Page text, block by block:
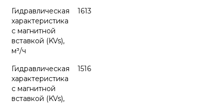
Гидравлическая
характеристика
с магнитной
вставкой (KVs),
м³/ч
1613
Гидравлическая
характеристика
с магнитной
вставкой (KVs),
1516